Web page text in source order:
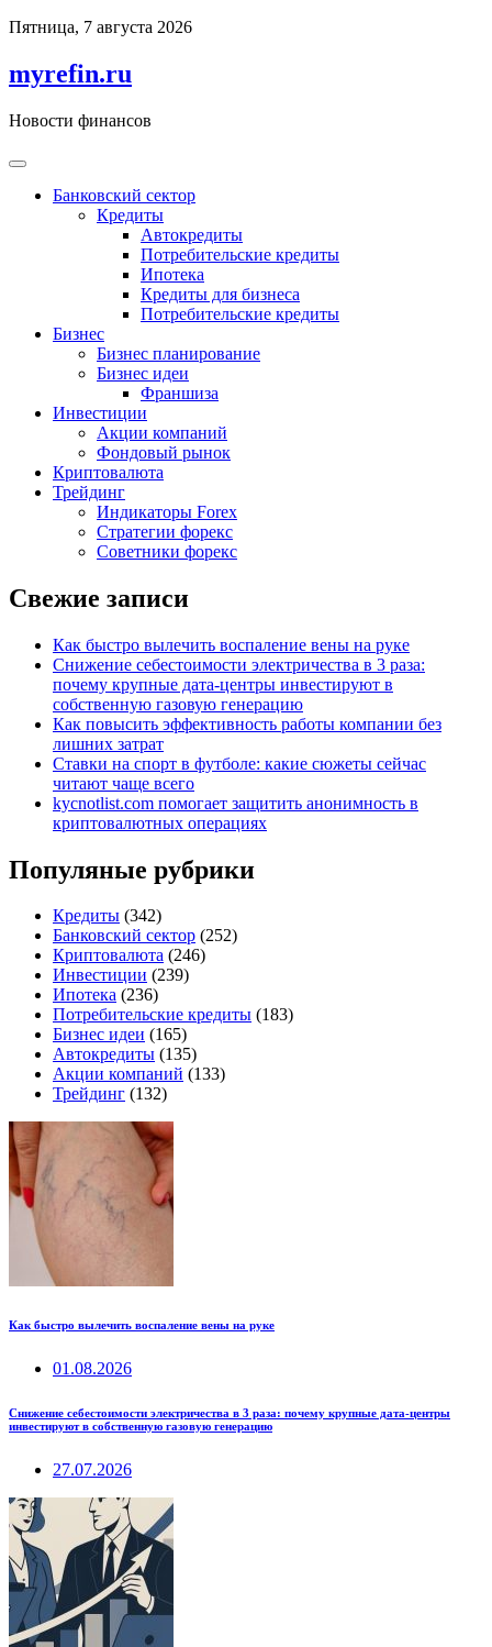
Перейти
содержимому
Пятница, 7 августа 2026
myrefin.ru
Новости финансов
Банковский сектор
Кредиты
Автокредиты
Потребительские кредиты
Ипотека
Кредиты для бизнеса
Потребительские кредиты
Бизнес
Бизнес планирование
Бизнес идеи
Франшиза
Инвестиции
Акции компаний
Фондовый рынок
Криптовалюта
Трейдинг
Индикаторы Forex
Стратегии форекс
Советники форекс
Свежие записи
Как быстро вылечить воспаление вены на руке
Снижение себестоимости электричества в 3 раза:
почему крупные дата-центры инвестируют в
собственную газовую генерацию
Как повысить эффективность работы компании без
лишних затрат
Ставки на спорт в футболе: какие сюжеты сейчас
читают чаще всего
kycnotlist.com помогает защитить анонимность в
криптовалютных операциях
Популяные рубрики
Кредиты (342)
Банковский сектор (252)
Криптовалюта (246)
Инвестиции (239)
Ипотека (236)
Потребительские кредиты (183)
Бизнес идеи (165)
Автокредиты (135)
Акции компаний (133)
Трейдинг (132)
Как быстро вылечить воспаление вены на руке
01.08.2026
Снижение себестоимости электричества в 3 раза: почему крупные дата-центры
инвестируют в собственную газовую генерацию
27.07.2026